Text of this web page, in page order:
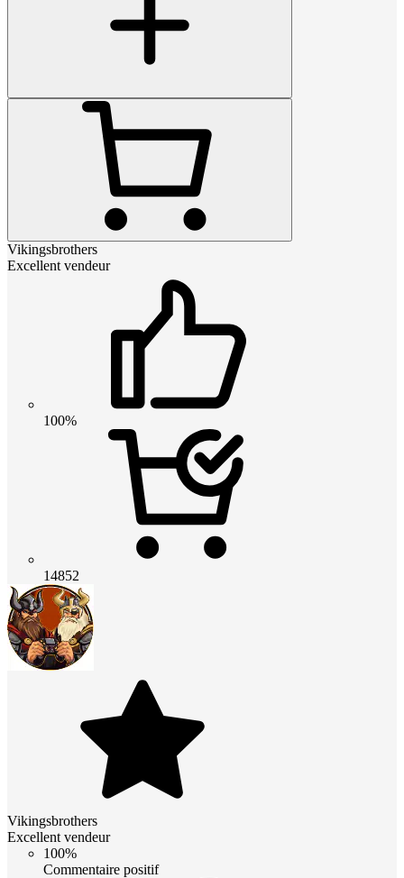
Vikingsbrothers
Excellent vendeur
100%
14852
Vikingsbrothers
Excellent vendeur
100%
Commentaire positif